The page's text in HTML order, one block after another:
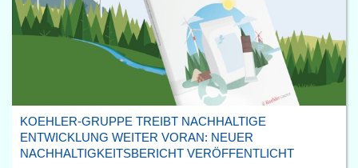
KOEHLER-GRUPPE TREIBT NACHHALTIGE
ENTWICKLUNG WEITER VORAN: NEUER
NACHHALTIGKEITSBERICHT VERÖFFENTLICHT